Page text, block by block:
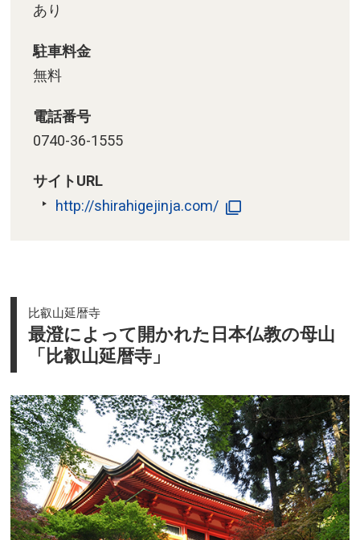
あり
駐車料金
無料
電話番号
0740-36-1555
サイトURL
http://shirahigejinja.com/
比叡山延暦寺
最澄によって開かれた日本仏教の母山
「比叡山延暦寺」